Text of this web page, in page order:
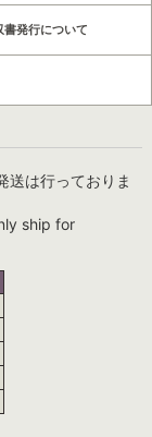
書発行について
送は行っておりま
ship for